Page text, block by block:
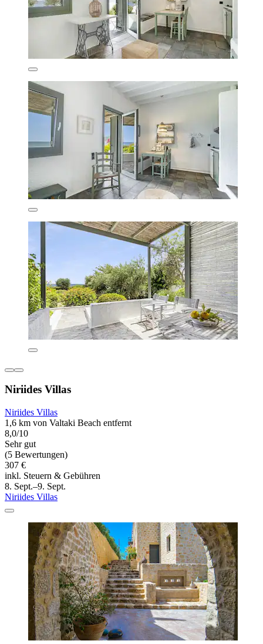
Niriides Villas
Niriides Villas
1,6 km von Valtaki Beach entfernt
8,0/10
Sehr gut
(5 Bewertungen)
307 €
inkl. Steuern & Gebühren
8. Sept.–9. Sept.
Niriides Villas